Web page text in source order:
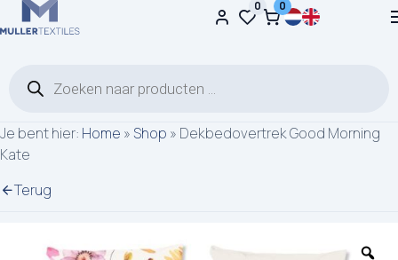
Ga naar de inhoud 0 0
Je bent hier: Home » Shop » Dekbedovertrek Good Morning
Kate
Terug